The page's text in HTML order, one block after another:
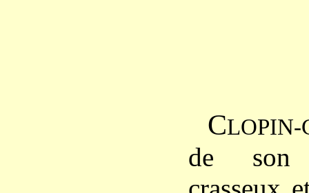
CLOPIN-
de son